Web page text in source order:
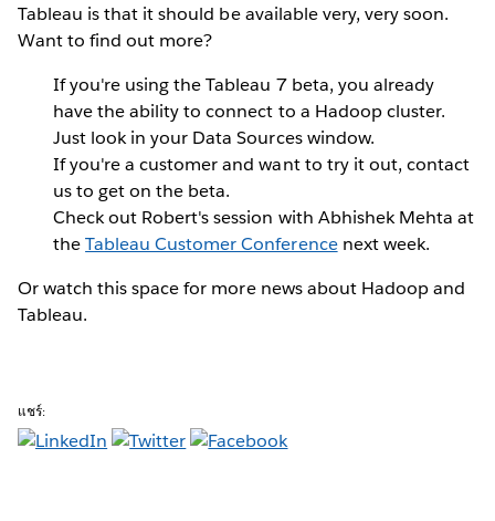
Tableau is that it should be available very, very soon.
Want to find out more?
If you're using the Tableau 7 beta, you already
have the ability to connect to a Hadoop cluster.
Just look in your Data Sources window.
If you're a customer and want to try it out, contact
us to get on the beta.
Check out Robert's session with Abhishek Mehta at
theTableau Customer Conferencenext week.
Or watch this space for more news about Hadoop and
Tableau.
แชร์: